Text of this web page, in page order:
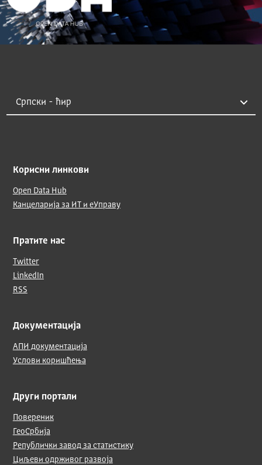
Корисни линкови
Open Data Hub
Канцеларија за ИТ и еУправу
Пратите нас
Twitter
LinkedIn
RSS
Документација
АПИ документација
Услови коришћења
Други портали
Повереник
ГеоСрбија
Републички завод за статистику
Циљеви одрживог развоја